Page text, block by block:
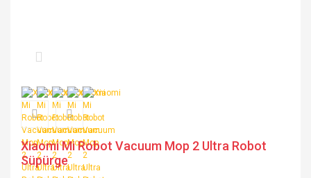
Xiaomi Mi Robot Vacuum Mop 2 Ultra Robot
Süpürge